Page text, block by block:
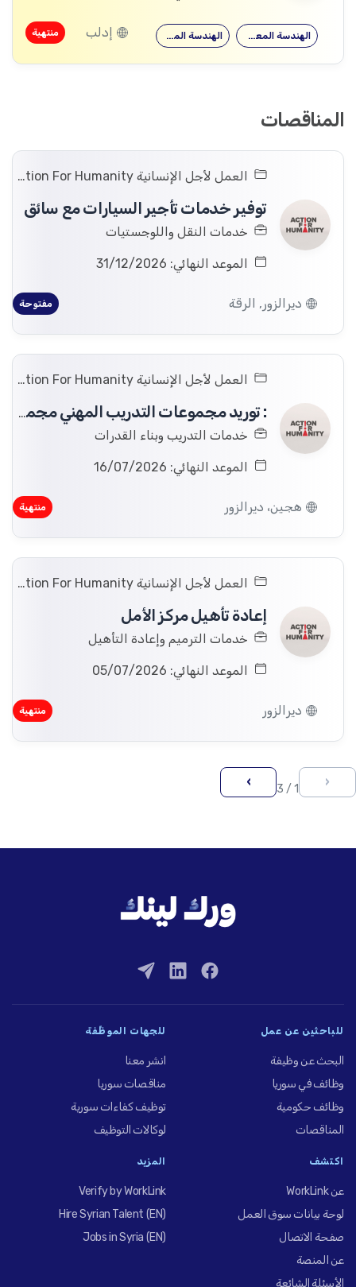
الهندسة المدنية الهندسة المعمارية إدلب منتهية
المناقصات
العمل لأجل الإنسانية Action For Humanity
توفير خدمات تأجير السيارات مع سائق
خدمات النقل واللوجستيات
الموعد النهائي: 31/12/2026
ديرالزور, الرقة مفتوحة
العمل لأجل الإنسانية Action For Humanity
: توريد مجموعات التدريب المهني مجموعات بدء التشغيل في محافظة دير الزور، هجين، سوريا.
خدمات التدريب وبناء القدرات
الموعد النهائي: 16/07/2026
هجين، ديرالزور منتهية
العمل لأجل الإنسانية Action For Humanity
إعادة تأهيل مركز الأمل
خدمات الترميم وإعادة التأهيل
الموعد النهائي: 05/07/2026
ديرالزور منتهية
‹
1 / 3
›
للباحثين عن عمل
البحث عن وظيفة
وظائف في سوريا
وظائف حكومية
المناقصات
للجهات الموظِّفة
انشر معنا
مناقصات سوريا
توظيف كفاءات سورية
لوكالات التوظيف
اكتشف
عن WorkLink
لوحة بيانات سوق العمل
صفحة الاتصال
عن المنصة
الأسئلة الشائعة
المزيد
Verify by WorkLink
Hire Syrian Talent (EN)
Jobs in Syria (EN)